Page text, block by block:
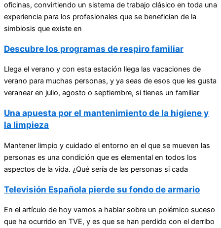
oficinas, convirtiendo un sistema de trabajo clásico en toda una
experiencia para los profesionales que se benefician de la
simbiosis que existe en
Descubre los programas de respiro familiar
Llega el verano y con esta estación llega las vacaciones de
verano para muchas personas, y ya seas de esos que les gusta
veranear en julio, agosto o septiembre, si tienes un familiar
Una apuesta por el mantenimiento de la higiene y
la limpieza
Mantener limpio y cuidado el entorno en el que se mueven las
personas es una condición que es elemental en todos los
aspectos de la vida. ¿Qué sería de las personas si cada
Televisión Española pierde su fondo de armario
En el artículo de hoy vamos a hablar sobre un polémico suceso
que ha ocurrido en TVE, y es que se han perdido con el derribo